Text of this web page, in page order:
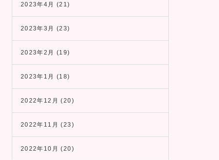
2023年4月 (21)
2023年3月 (23)
2023年2月 (19)
2023年1月 (18)
2022年12月 (20)
2022年11月 (23)
2022年10月 (20)